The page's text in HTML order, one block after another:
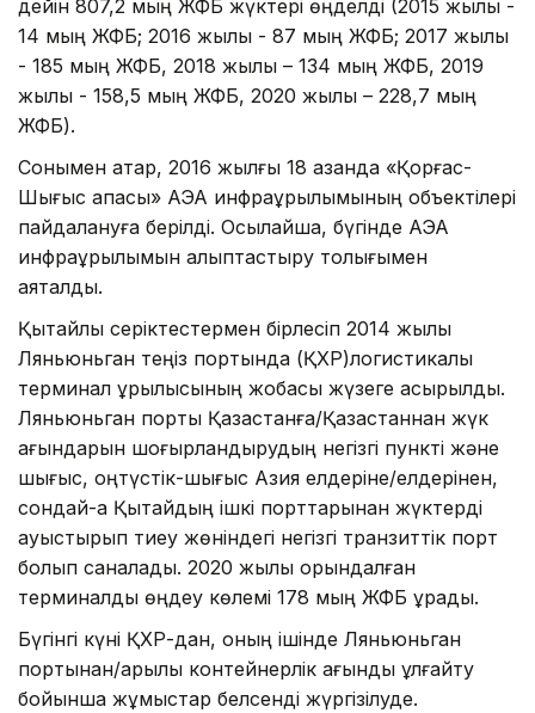
дейін 807,2 мың ЖФБ жүктері өңделді (2015 жылы -
14 мың ЖФБ; 2016 жылы - 87 мың ЖФБ; 2017 жылы
- 185 мың ЖФБ, 2018 жылы – 134 мың ЖФБ, 2019
жылы - 158,5 мың ЖФБ, 2020 жылы – 228,7 мың
ЖФБ).
Сонымен қатар, 2016 жылғы 18 қазанда «Қорғас-
Шығыс қақпасы» АЭА инфрақұрылымының объектілері
пайдалануға берілді. Осылайша, бүгінде АЭА
инфрақұрылымын қалыптастыру толығымен
аяқталды.
Қытайлық серіктестермен бірлесіп 2014 жылы
Ляньюньган теңіз портында (ҚХР)логистикалық
терминал құрылысының жобасы жүзеге асырылды.
Ляньюньган порты Қазақстанға/Қазақстаннан жүк
ағындарын шоғырландырудың негізгі пункті және
шығыс, оңтүстік-шығыс Азия елдеріне/елдерінен,
сондай-ақ Қытайдың ішкі порттарынан жүктерді
ауыстырып тиеу жөніндегі негізгі транзиттік порт
болып саналады. 2020 жылы орындалған
терминалдық өңдеу көлемі 178 мың ЖФБ құрады.
Бүгінгі күні ҚХР-дан, оның ішінде Ляньюньган
портынан/арқылы контейнерлік ағынды ұлғайту
бойынша жұмыстар белсенді жүргізілуде.